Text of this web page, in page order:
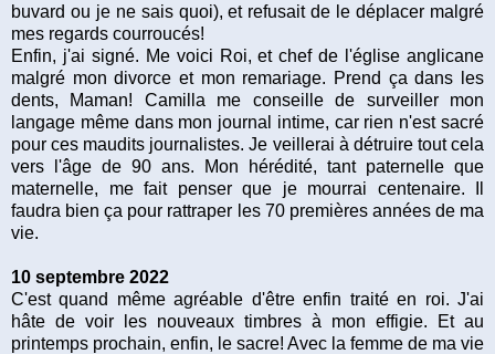
buvard ou je ne sais quoi), et refusait de le déplacer malgré
mes regards courroucés!
Enfin, j'ai signé. Me voici Roi, et chef de l'église anglicane
malgré mon divorce et mon remariage. Prend ça dans les
dents, Maman! Camilla me conseille de surveiller mon
langage même dans mon journal intime, car rien n'est sacré
pour ces maudits journalistes. Je veillerai à détruire tout cela
vers l'âge de 90 ans. Mon hérédité, tant paternelle que
maternelle, me fait penser que je mourrai centenaire. Il
faudra bien ça pour rattraper les 70 premières années de ma
vie.
10 septembre 2022
C'est quand même agréable d'être enfin traité en roi. J'ai
hâte de voir les nouveaux timbres à mon effigie. Et au
printemps prochain, enfin, le sacre! Avec la femme de ma vie